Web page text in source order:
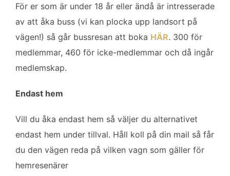
För er som är under 18 år eller ändå är intresserade
av att åka buss (vi kan plocka upp landsort på
vägen!) så går bussresan att boka HÄR. 300 för
medlemmar, 460 för icke-medlemmar och då ingår
medlemskap.
Endast hem
Vill du åka endast hem så väljer du alternativet
endast hem under tillval. Håll koll på din mail så får
du den vägen reda på vilken vagn som gäller för
hemresenärer